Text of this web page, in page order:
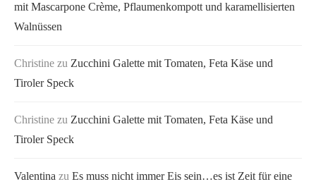
mit Mascarpone Crème, Pflaumenkompott und karamellisierten
Walnüssen
Christine zu Zucchini Galette mit Tomaten, Feta Käse und
Tiroler Speck
Christine zu Zucchini Galette mit Tomaten, Feta Käse und
Tiroler Speck
Valentina zu Es muss nicht immer Eis sein…es ist Zeit für eine